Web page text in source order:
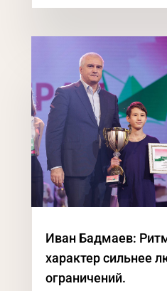
Иван Бадмаев:
характер сильнее
ограничений.